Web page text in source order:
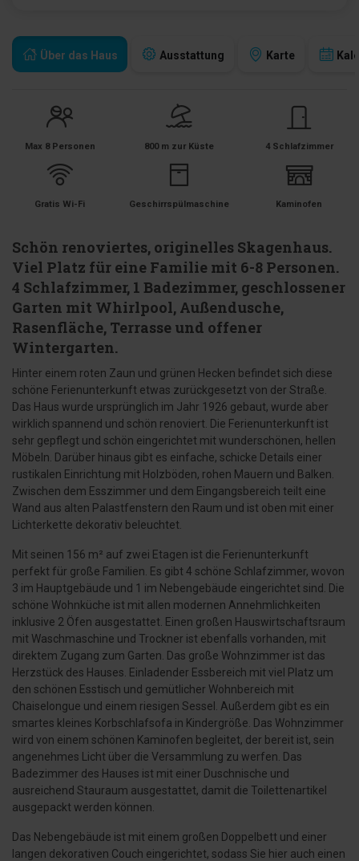
Über das Haus Ausstattung Karte
Max 8 Personen 800 m zur Küste 4 Schlafzimmer
Gratis Wi-Fi Geschirrspülmaschine Kaminofen
Schön renoviertes, originelles Skagenhaus.
Viel Platz für eine Familie mit 6-8 Personen.
4 Schlafzimmer, 1 Badezimmer, geschlossener
Garten mit Whirlpool, Außendusche,
Rasenfläche, Terrasse und offener
Wintergarten.
Hinter einem roten Zaun und grünen Hecken befindet sich diese
schöne Ferienunterkunft etwas zurückgesetzt von der Straße.
Das Haus wurde ursprünglich im Jahr 1926 gebaut, wurde aber
wirklich spannend und schön renoviert. Die Ferienunterkunft ist
sehr gepflegt und schön eingerichtet mit wunderschönen, hellen
Möbeln. Darüber hinaus gibt es einfache, schicke Details einer
rustikalen Einrichtung mit Holzböden, rohen Mauern und Balken.
Zwischen dem Esszimmer und dem Eingangsbereich teilt eine
Wand aus alten Palastfenstern den Raum und ist oben mit einer
Lichterkette dekorativ beleuchtet.
Mit seinen 156 m² auf zwei Etagen ist die Ferienunterkunft
perfekt für große Familien. Es gibt 4 schöne Schlafzimmer, wovon
3 im Hauptgebäude und 1 im Nebengebäude eingerichtet sind. Die
schöne Wohnküche ist mit allen modernen Annehmlichkeiten
inklusive 2 Öfen ausgestattet. Einen großen Hauswirtschaftsraum
mit Waschmaschine und Trockner ist ebenfalls vorhanden, mit
direktem Zugang zum Garten. Das große Wohnzimmer ist das
Herzstück des Hauses. Einladender Essbereich mit viel Platz um
den schönen Esstisch und gemütlicher Wohnbereich mit
Chaiselongue und einem riesigen Sessel. Außerdem gibt es ein
smartes kleines Korbschlafsofa in Kindergröße. Das Wohnzimmer
wird von einem schönen Kaminofen begleitet, der bereit ist, sein
angenehmes Licht über die Versammlung zu werfen. Das
Badezimmer des Hauses ist mit einer Duschnische und
ausreichend Stauraum ausgestattet, damit die Toilettenartikel
ausgepackt werden können.
Das Nebengebäude ist mit einem großen Doppelbett und einer
langen dekorativen Couch eingerichtet, sodass Sie hier auch einen